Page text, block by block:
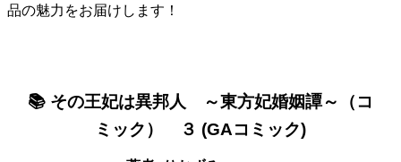
品の魅力をお届けします！
📚 その王妃は異邦人 ～東方妃婚姻譚～（コ
ミック） ３ (GAコミック)